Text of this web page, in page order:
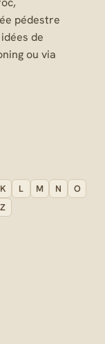
pédestre
de
ou via
K L M N
O
Z